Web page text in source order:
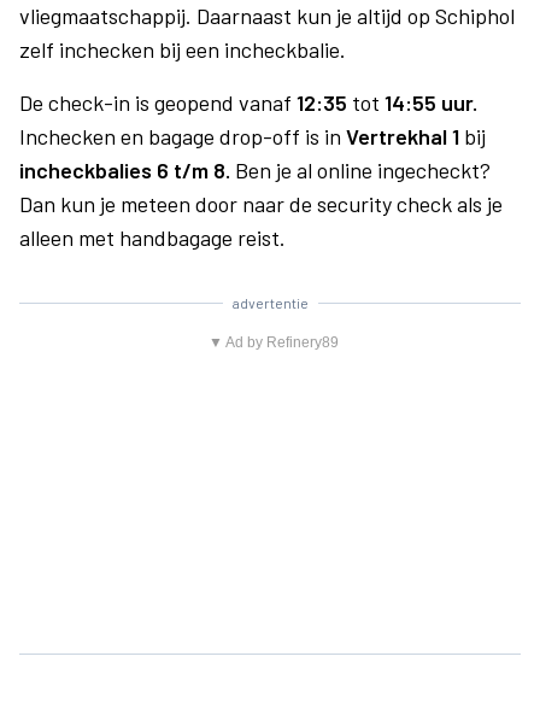
vliegmaatschappij. Daarnaast kun je altijd op Schiphol
zelf inchecken bij een incheckbalie.
De check-in is geopend vanaf 12:35 tot 14:55 uur.
Inchecken en bagage drop-off is in Vertrekhal 1 bij
incheckbalies 6 t/m 8. Ben je al online ingecheckt?
Dan kun je meteen door naar de security check als je
alleen met handbagage reist.
advertentie
▼ Ad by Refinery89